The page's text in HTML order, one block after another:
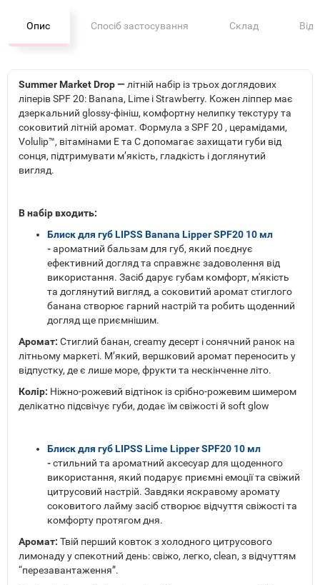
Опис Спосіб застосування Склад
Summer Market Drop —літній набір із трьох доглядових
ліперів SPF 20: Banana, Lime і Strawberry. Кожен ліппер має
дзеркальний glossy-фініш, комфортну нелипку текстуру та
соковитий літній аромат. Формула з SPF 20 , церамідами,
Volulip™, вітамінами E та C допомагає захищати губи від
сонця, підтримувати мʼякість, гладкість і доглянутий
вигляд.
В набір входить:
Блиск для губ LIPSS Banana Lipper SPF20 10 мл
-ароматний бальзам для губ, який поєднує
ефективний догляд та справжнє задоволення від
використання. Засіб дарує губам комфорт, м'якість
та доглянутий вигляд, а соковитий аромат стиглого
банана створює гарний настрій та робить щоденний
догляд ще приємнішим.
Аромат: Стиглий банан, creamy десерт і сонячний ранок на
літньому маркеті. М’який, вершковий аромат переносить у
відпустку, де є лише море, фрукти та нескінченне літо.
Колір: Ніжно-рожевий відтінок із срібно-рожевим шимером
делікатно підсвічує губи, додає їм свіжості й soft glow
Блиск для губ LIPSS Lime Lipper SPF20 10 мл
-стильний та ароматний аксесуар для щоденного
використання, який подарує приємні емоції та свіжий
цитрусовий настрій. Завдяки яскравому аромату
соковитого лайму засіб створює відчуття свіжості та
комфорту протягом дня.
Аромат: Твій перший ковток з холодного цитрусового
лимонаду у спекотний день: свіжо, легко, clean, з відчуттям
“перезавантаження”.